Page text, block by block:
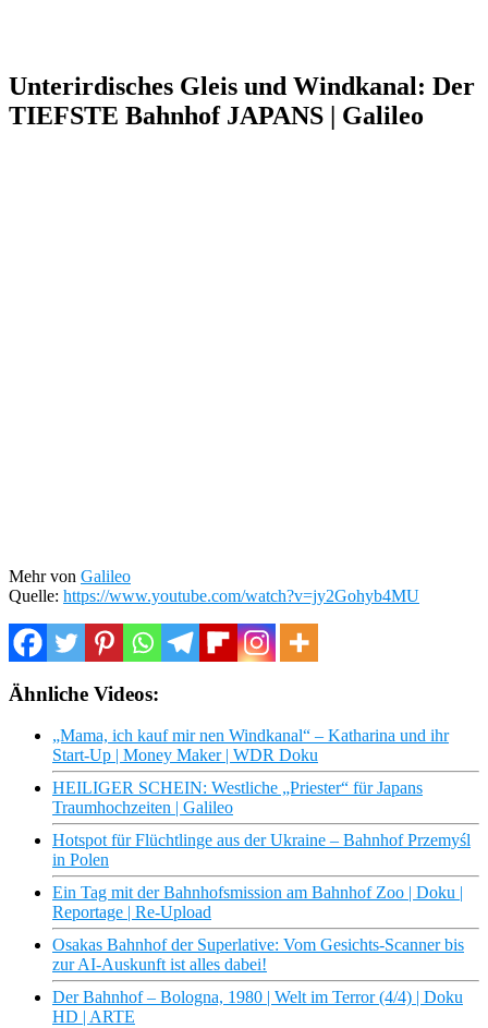
Unterirdisches Gleis und Windkanal: Der
TIEFSTE Bahnhof JAPANS | Galileo
Mehr von Galileo
Quelle: https://www.youtube.com/watch?v=jy2Gohyb4MU
Ähnliche Videos:
„Mama, ich kauf mir nen Windkanal“ – Katharina und ihr
Start-Up | Money Maker | WDR Doku
HEILIGER SCHEIN: Westliche „Priester“ für Japans
Traumhochzeiten | Galileo
Hotspot für Flüchtlinge aus der Ukraine – Bahnhof Przemyśl
in Polen
Ein Tag mit der Bahnhofsmission am Bahnhof Zoo | Doku |
Reportage | Re-Upload
Osakas Bahnhof der Superlative: Vom Gesichts-Scanner bis
zur AI-Auskunft ist alles dabei!
Der Bahnhof – Bologna, 1980 | Welt im Terror (4/4) | Doku
HD | ARTE